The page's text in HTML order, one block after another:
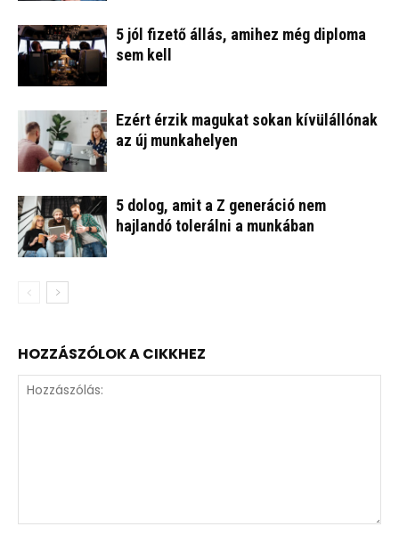
5 jól fizető állás, amihez még diploma
sem kell
Ezért érzik magukat sokan kívülállónak
az új munkahelyen
5 dolog, amit a Z generáció nem
hajlandó tolerálni a munkában
HOZZÁSZÓLOK A CIKKHEZ